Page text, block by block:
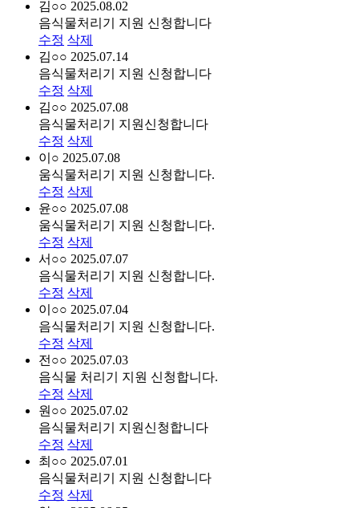
김○○ 2025.08.02
음식물처리기 지원 신청합니다
수정 삭제
김○○ 2025.07.14
음식물처리기 지원 신청합니다
수정 삭제
김○○ 2025.07.08
음식물처리기 지원신청합니다
수정 삭제
이○ 2025.07.08
움식물처리기 지원 신청합니다.
수정 삭제
윤○○ 2025.07.08
움식물처리기 지원 신청합니다.
수정 삭제
서○○ 2025.07.07
음식물처리기 지원 신청합니다.
수정 삭제
이○○ 2025.07.04
음식물처리기 지원 신청합니다.
수정 삭제
전○○ 2025.07.03
음식물 처리기 지원 신청합니다.
수정 삭제
원○○ 2025.07.02
음식물처리기 지원신청합니다
수정 삭제
최○○ 2025.07.01
음식물처리기 지원 신청합니다
수정 삭제